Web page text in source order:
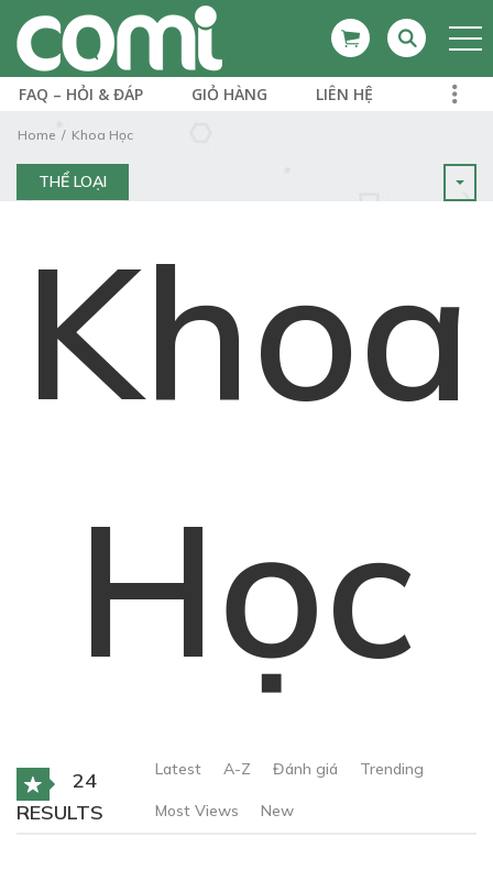
FAQ – HỎI & ĐÁP GIỎ HÀNG LIÊN HỆ
Home Khoa Học
THỂ LOẠI
Khoa
Học
24
RESULTS
Latest A-Z Đánh giá Trending
Most Views New